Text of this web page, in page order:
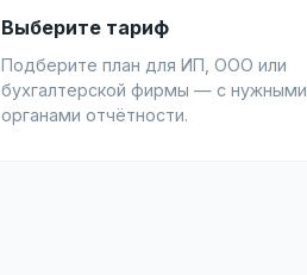
Выберите тариф
Подберите план для ИП, ООО или
бухгалтерской фирмы — с нужными
органами отчётности.